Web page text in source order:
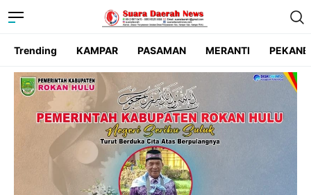
Trending KAMPAR PASAMAN MERANTI